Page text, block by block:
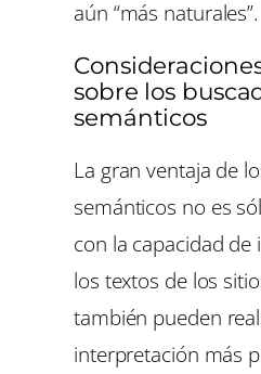
aún “más naturales”.
sobre los
semánticos
La gran ventaja de
semánticos no es
con la capacidad
los textos de los
también pueden
interpretación más